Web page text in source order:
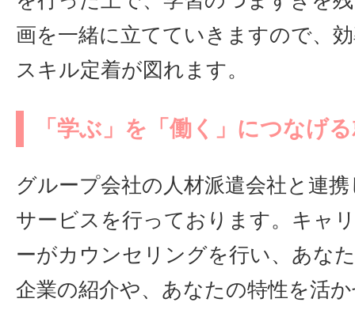
画を一緒に立てていきますので、
スキル定着が図れます。
「学ぶ」を「働く」につなげ
グループ会社の人材派遣会社と連
サービスを行っております。キャ
ーがカウンセリングを行い、あな
企業の紹介や、あなたの特性を活